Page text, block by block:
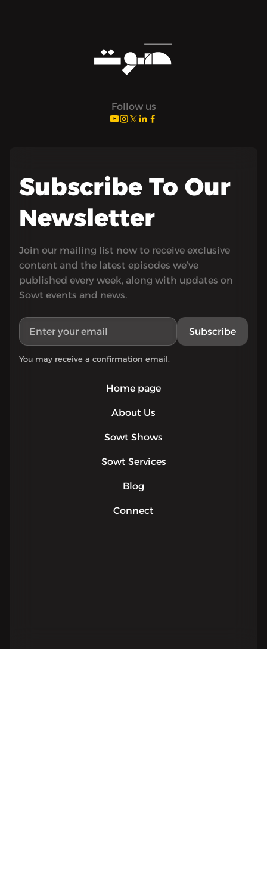
Follow us
Home page
About Us
Sowt Shows
Sowt Services
Blog
Connect
Subscribe To Our
Newsletter
Join our mailing list now to receive exclusive
content and the latest episodes we’ve
published every week, along with updates on
Sowt events and news.
Subscribe
You may receive a confirmation email.